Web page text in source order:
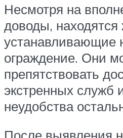
Несмотря на
доводы,
устанавливающие
ограждение. Они
препятствовать
экстренных служб
неудобства